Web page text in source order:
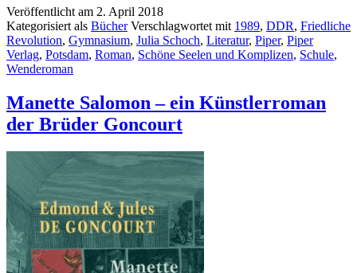
Veröffentlicht am 2. April 2018
Kategorisiert als Bücher Verschlagwortet mit 1989, DDR, Friedliche
Revolution, Gymnasium, Julia Schoch, Literatur, Piper, Piper
Verlag, Potsdam, Roman, Schöne Seelen und Komplizen, Schule,
Wenderoman
Manette Salomon – ein Künstlerroman
der Brüder Goncourt